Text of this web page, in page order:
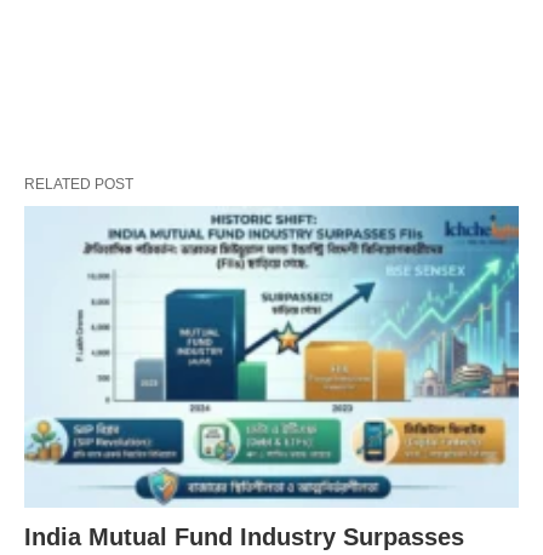
RELATED POST
India Mutual Fund Industry Surpasses